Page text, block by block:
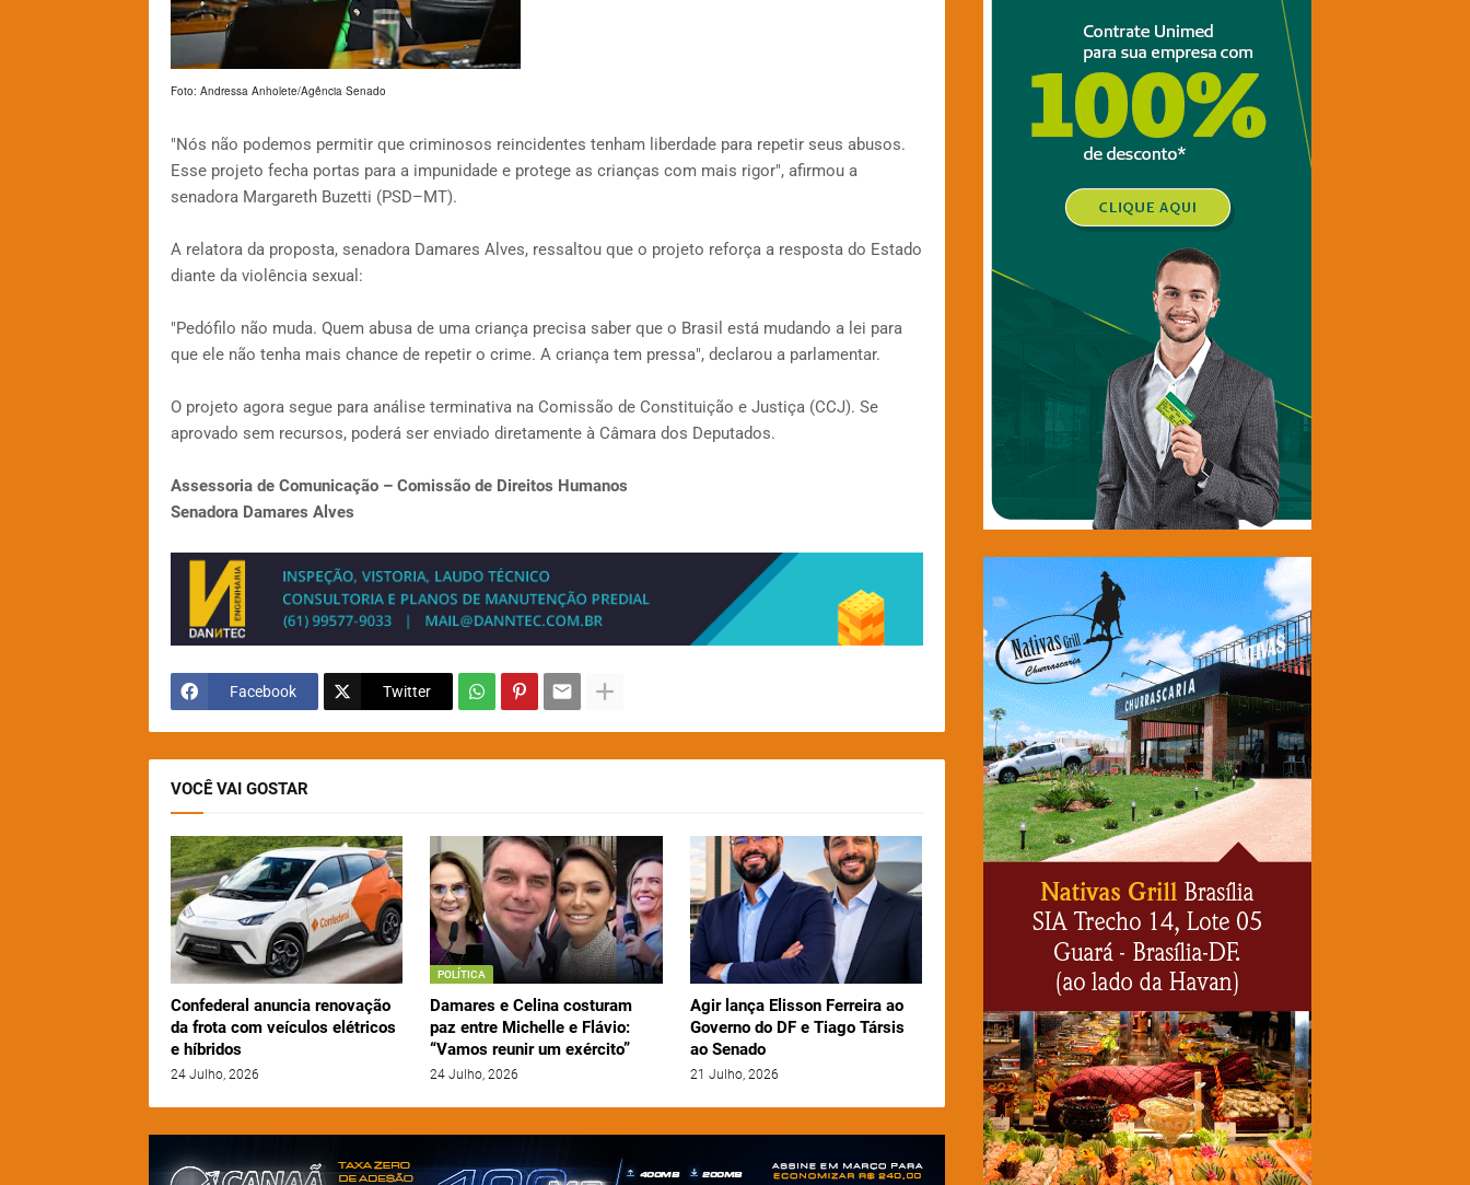
Foto: Andressa Anholete/Agência Senado
"Nós não podemos permitir que criminosos reincidentes tenham liberdade para repetir seus abusos.
Esse projeto fecha portas para a impunidade e protege as crianças com mais rigor", afirmou a
senadora Margareth Buzetti (PSD–MT).
A relatora da proposta, senadora Damares Alves, ressaltou que o projeto reforça a resposta do Estado
diante da violência sexual:
"Pedófilo não muda. Quem abusa de uma criança precisa saber que o Brasil está mudando a lei para
que ele não tenha mais chance de repetir o crime. A criança tem pressa", declarou a parlamentar.
O projeto agora segue para análise terminativa na Comissão de Constituição e Justiça (CCJ). Se
aprovado sem recursos, poderá ser enviado diretamente à Câmara dos Deputados.
Assessoria de Comunicação – Comissão de Direitos Humanos
Senadora Damares Alves
Facebook Twitter
VOCÊ VAI GOSTAR
Confederal anuncia renovação
da frota com veículos elétricos
e híbridos
24 Julho, 2026
POLÍTICA
Damares e Celina costuram
paz entre Michelle e Flávio:
“Vamos reunir um exército”
24 Julho, 2026
Agir lança Elisson Ferreira ao
Governo do DF e Tiago Társis
ao Senado
21 Julho, 2026